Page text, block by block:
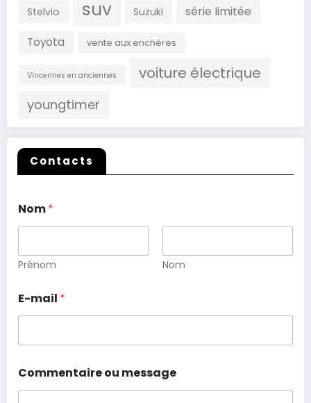
Stelvio suv Suzuki série limitée
Toyota vente aux enchères
Vincennes en anciennes voiture électrique
youngtimer
Contacts
Nom*
Prénom Nom
E-mail *
Commentaire ou message